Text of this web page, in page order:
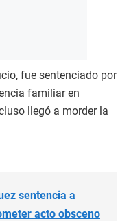
fue sentenciado por
familiar en
llegó a morder la
sentencia a
acto obsceno